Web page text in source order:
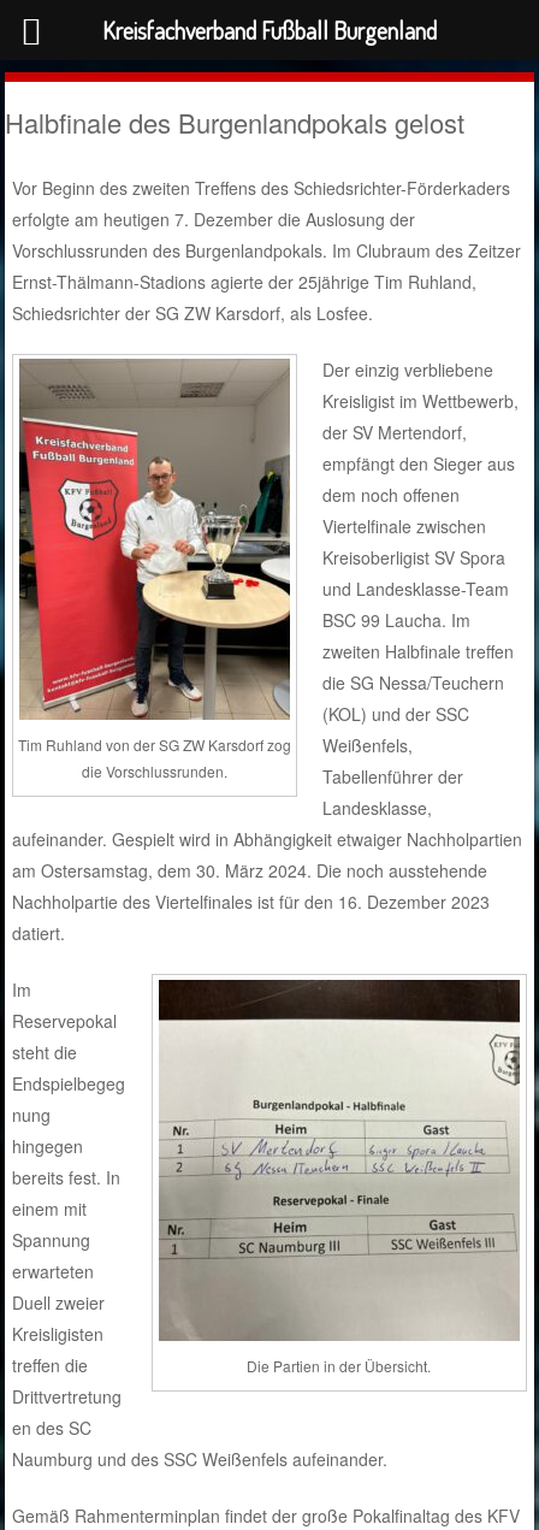
Halbfinale des Burgenlandpokals gelost
Vor Beginn des zweiten Treffens des Schiedsrichter-Förderkaders
erfolgte am heutigen 7. Dezember die Auslosung der
Vorschlussrunden des Burgenlandpokals. Im Clubraum des Zeitzer
Ernst-Thälmann-Stadions agierte der 25jährige Tim Ruhland,
Schiedsrichter der SG ZW Karsdorf, als Losfee.
Tim Ruhland von der SG ZW Karsdorf zog
die Vorschlussrunden.
Der einzig verbliebene
Kreisligist im Wettbewerb,
der SV Mertendorf,
empfängt den Sieger aus
dem noch offenen
Viertelfinale zwischen
Kreisoberligist SV Spora
und Landesklasse-Team
BSC 99 Laucha. Im
zweiten Halbfinale treffen
die SG Nessa/Teuchern
(KOL) und der SSC
Weißenfels,
Tabellenführer der
Landesklasse,
aufeinander. Gespielt wird in Abhängigkeit etwaiger Nachholpartien
am Ostersamstag, dem 30. März 2024. Die noch ausstehende
Nachholpartie des Viertelfinales ist für den 16. Dezember 2023
datiert.
Die Partien in der Übersicht.
Im
Reservepokal
steht die
Endspielbegeg
nung
hingegen
bereits fest. In
einem mit
Spannung
erwarteten
Duell zweier
Kreisligisten
treffen die
Drittvertretung
en des SC
Naumburg und des SSC Weißenfels aufeinander.
Gemäß Rahmenterminplan findet der große Pokalfinaltag des KFV
Kreisfachverband Fußball Burgenland